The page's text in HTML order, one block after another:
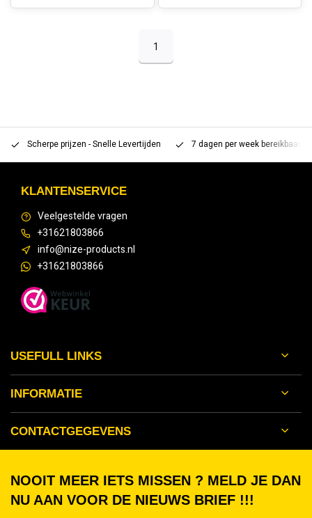
1
Scherpe prijzen - Snelle Levertijden 7 dagen per week bereikbaar
KLANTENSERVICE
Veelgestelde vragen
+31621803866
info@nize-products.nl
+31621803866
USEFULL LINKS
INFORMATIE
CONTACTGEGEVENS
NOOIT MEER IETS MISSEN ? MELD JE DAN
NU AAN VOOR DE NIEUWS BRIEF !!!